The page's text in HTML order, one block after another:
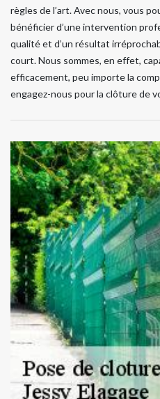
règles de l’art. Avec nous, vous
bénéficier d’une intervention
qualité et d’un résultat
court. Nous sommes, en effet,
efficacement, peu importe la
engagez-nous pour la clôture de